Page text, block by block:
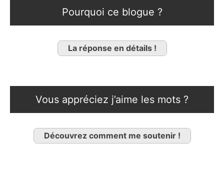
Pourquoi ce blogue ?
La réponse en détails !
Vous appréciez j’aime les mots ?
Découvrez comment me soutenir !